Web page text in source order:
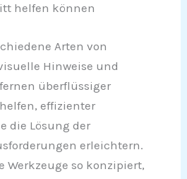
helfen können
Arten von
Hinweise und
überflüssiger
effizienter
die Lösung der
erleichtern.
Werkzeuge so konzipiert,